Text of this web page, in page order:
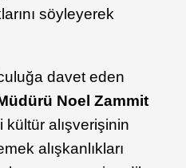
söyleyerek
davet eden
Noel Zammit
kültür alışverişinin
alışkanlıkları